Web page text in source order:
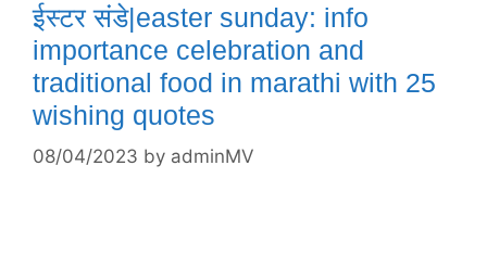
ईस्टर संडे|easter sunday: info
importance celebration and
traditional food in marathi with 25
wishing quotes
08/04/2023 by adminMV